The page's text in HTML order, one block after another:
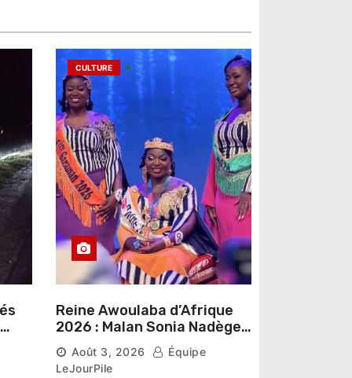
CULTURE
Reine Awoulaba d’Afrique
2026 : Malan Sonia Nadège
épouse N’Guessan décroche
la couronne
Août 3, 2026
Équipe
LeJourPile